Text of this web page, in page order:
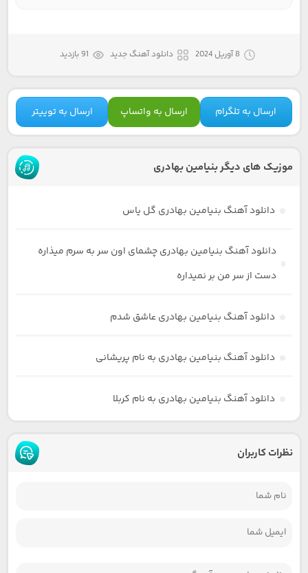
8 آوریل 2024 دانلود آهنگ جدید 91 بازدید
ارسال به تلگرام ارسال به واتساپ ارسال به توییتر
موزیک های دیگر بنیامین بهادری
دانلود آهنگ بنیامین بهادری گل یاس
دانلود آهنگ بنیامین بهادری چشمای اون سر به سرم میذاره
دست از سر من بر نمیداره
دانلود آهنگ بنیامین بهادری عاشق شدم
دانلود آهنگ بنیامین بهادری به نام پریشانی
دانلود آهنگ بنیامین بهادری به نام کربلا
نظرات کاربران